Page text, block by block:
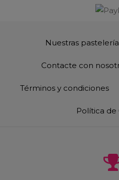
Nuestras
Contacte con
Términos y condiciones
Política de